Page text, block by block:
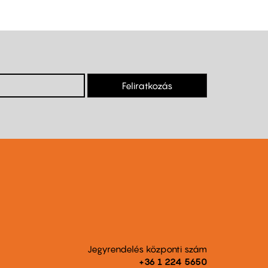
Feliratkozás
Jegyrendelés központi szám
+36 1 224 5650